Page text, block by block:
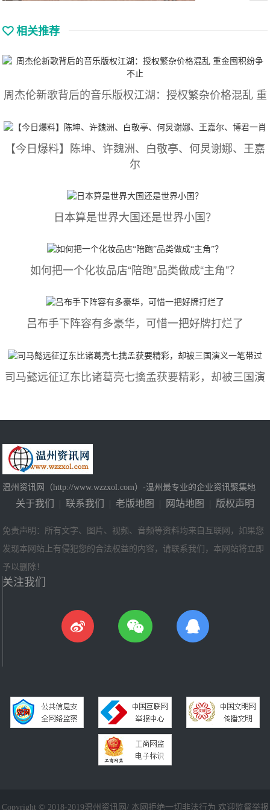
相关推荐
周杰伦新歌背后的音乐版权江湖：授权繁杂价格混乱 重
【今日爆料】陈坤、许魏洲、白敬亭、何炅谢娜、王嘉
尔
日本算是世界大国还是世界小国？
如何把一个化妆品店“陪跑”品类做成“主角”？
吕布手下阵容有多豪华，可惜一把好牌打烂了
司马懿​远征辽东比诸葛亮七擒孟获要精彩，却被三国演
温州资讯网（http://www.wzzxol.com）-温州最专业的企业资讯聚集地
关于我们 | 联系我们 | 老版地图 | 网站地图 | 版权声明
免责声明：所有文字、图片、视频、音频等资料均来自互联网，如果您
发现本网站上有侵犯您的合法权益的内容，请联系我们，本网站将立即
予以删除！
关注我们
Copyright © 2018-2019温州资讯网/ 本网拒绝一切非法行为 欢迎监督举报